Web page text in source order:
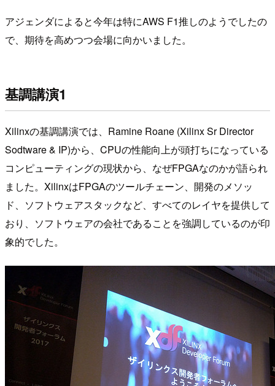
アジェンダによると今年は特にAWS F1推しのようでしたの
で、期待を高めつつ会場に向かいました。
基調講演1
Xilinxの基調講演では、Ramine Roane (Xilinx Sr Director
Sodtware & IP)から、CPUの性能向上が頭打ちになっている
コンピューティングの現状から、なぜFPGAなのかが語られ
ました。XilinxはFPGAのツールチェーン、開発のメソッ
ド、ソフトウェアスタックなど、すべてのレイヤを提供して
おり、ソフトウェアの会社であることを強調しているのが印
象的でした。